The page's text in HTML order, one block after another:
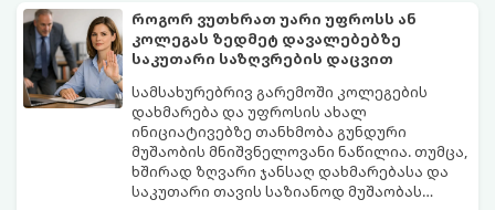
კონკურენციას“, „სტაბილურობას ვკარგავ“.
თუმცა, რეალობა საპირისპიროა: თქვენ
იწყებთ არა ნულიდან, არამედ უზარმაზარი
ცხოვრებისეული და პროფესიული
გამოცდილებით (Soft Skills), რაც 20 წლის
დამწყებებს ფიზიკურად არ გააჩნიათ.
გთავაზობთ ნაბიჯ-ნაბიჯ გზამკვლევს, თუ
როგორ მართოთ კარიერული
"რესტარტი" სწორად და
უმტკივნეულოდ:
როგორ ვუთხრათ უარი უფროსს ან
კოლეგას ზედმეტ დავალებებზე
საკუთარი საზღვრების დაცვით
სამსახურებრივ გარემოში კოლეგების
დახმარება და უფროსის ახალ
ინიციატივებზე თანხმობა გუნდური
მუშაობის მნიშვნელოვანი ნაწილია. თუმცა,
ხშირად ზღვარი ჯანსაღ დახმარებასა და
საკუთარი თავის საზიანოდ მუშაობას